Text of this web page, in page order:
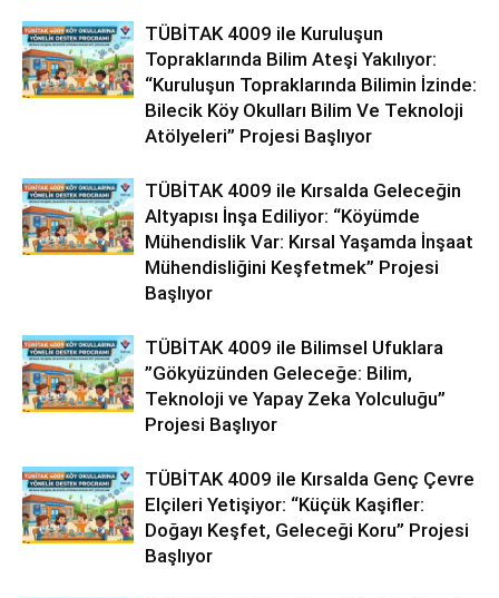
TÜBİTAK 4009 ile Kuruluşun
Topraklarında Bilim Ateşi Yakılıyor:
“Kuruluşun Topraklarında Bilimin İzinde:
Bilecik Köy Okulları Bilim Ve Teknoloji
Atölyeleri” Projesi Başlıyor
TÜBİTAK 4009 ile Kırsalda Geleceğin
Altyapısı İnşa Ediliyor: “Köyümde
Mühendislik Var: Kırsal Yaşamda İnşaat
Mühendisliğini Keşfetmek” Projesi
Başlıyor
TÜBİTAK 4009 ile Bilimsel Ufuklara
”Gökyüzünden Geleceğe: Bilim,
Teknoloji ve Yapay Zeka Yolculuğu”
Projesi Başlıyor
TÜBİTAK 4009 ile Kırsalda Genç Çevre
Elçileri Yetişiyor: “Küçük Kaşifler:
Doğayı Keşfet, Geleceği Koru” Projesi
Başlıyor